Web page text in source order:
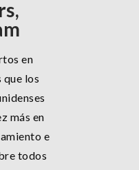
en
los
más en
e
todos